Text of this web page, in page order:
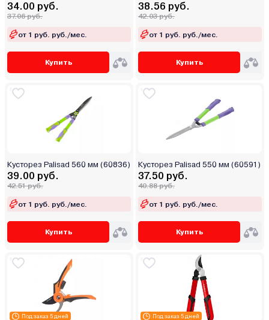
34.00 руб.
37.06 руб.
от 1 руб. руб./мес.
Купить
38.56 руб.
42.03 руб.
от 1 руб. руб./мес.
Купить
Кусторез Palisad 560 мм (60836)
39.00 руб.
42.51 руб.
от 1 руб. руб./мес.
Купить
Кусторез Palisad 550 мм (60591)
37.50 руб.
40.88 руб.
от 1 руб. руб./мес.
Купить
Под заказ 5 дней Под заказ 5 дней